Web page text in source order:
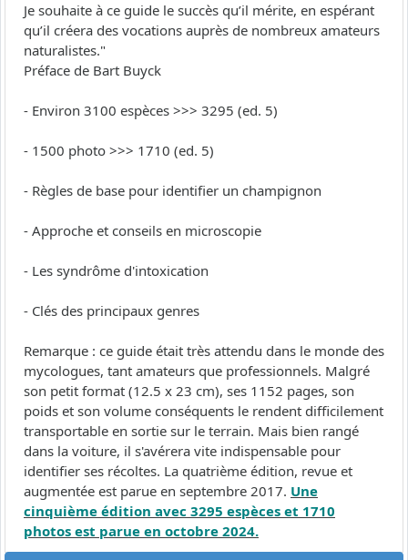
Je souhaite à ce guide le succès qu’il mérite, en espérant
qu’il créera des vocations auprès de nombreux amateurs
naturalistes."
Préface de Bart Buyck
- Environ 3100 espèces >>> 3295 (ed. 5)
- 1500 photo >>> 1710 (ed. 5)
- Règles de base pour identifier un champignon
- Approche et conseils en microscopie
- Les syndrôme d'intoxication
- Clés des principaux genres
Remarque : ce guide était très attendu dans le monde des
mycologues, tant amateurs que professionnels. Malgré
son petit format (12.5 x 23 cm), ses 1152 pages, son
poids et son volume conséquents le rendent difficilement
transportable en sortie sur le terrain. Mais bien rangé
dans la voiture, il s'avérera vite indispensable pour
identifier ses récoltes. La quatrième édition, revue et
augmentée est parue en septembre 2017. Une
cinquième édition avec 3295 espèces et 1710
photos est parue en octobre 2024.